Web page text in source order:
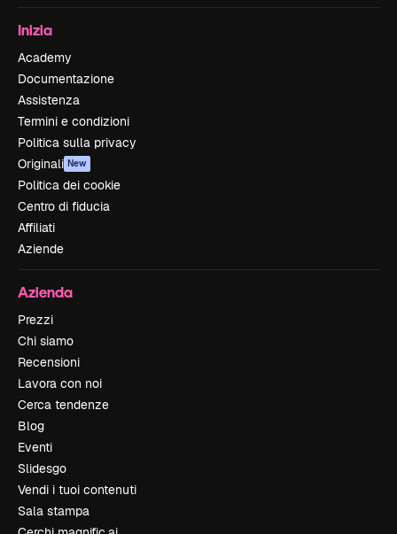
Inizia
Academy
Documentazione
Assistenza
Termini e condizioni
Politica sulla privacy
Originali New
Politica dei cookie
Centro di fiducia
Affiliati
Aziende
Azienda
Prezzi
Chi siamo
Recensioni
Lavora con noi
Cerca tendenze
Blog
Eventi
Slidesgo
Vendi i tuoi contenuti
Sala stampa